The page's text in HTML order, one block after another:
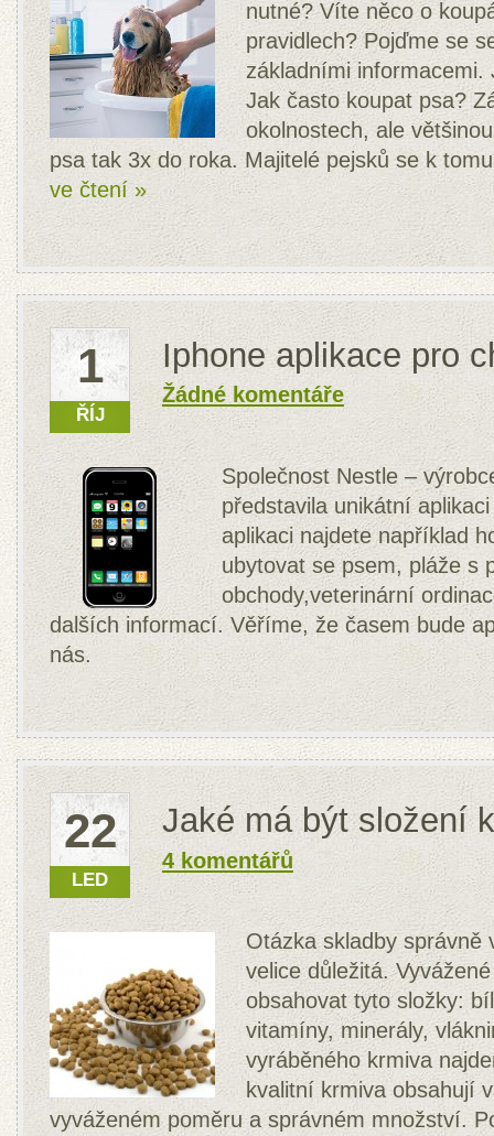
nutné? Víte něco o
pravidlech? Pojďme se
základními informacemi.
Jak často koupat psa?
okolnostech, ale
psa tak 3x do roka. Majitelé pejsků se k
ve čtení »
1
ŘÍJ
Iphone aplikace pro
Žádné komentáře
Společnost Nestle –
představila unikátní
aplikaci najdete například
ubytovat se psem, pláže s
obchody,veterinární
dalších informací. Věříme, že časem bude
nás.
22
LED
Jaké má být složení
4 komentářů
Otázka skladby správně
velice důležitá.
obsahovat tyto složky:
vitamíny, minerály,
vyráběného krmiva
kvalitní krmiva obsahují
vyváženém poměru a správném množství.